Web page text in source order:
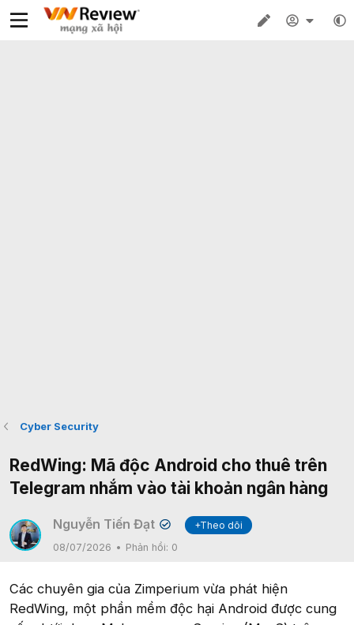
Cyber Security
RedWing: Mã độc Android cho thuê trên
Telegram nhắm vào tài khoản ngân hàng
Nguyễn Tiến Đạt ✔
+Theo dõi
08/07/2026
Phản hồi: 0
Các chuyên gia của Zimperium vừa phát hiện
RedWing, một phần mềm độc hại Android được cung